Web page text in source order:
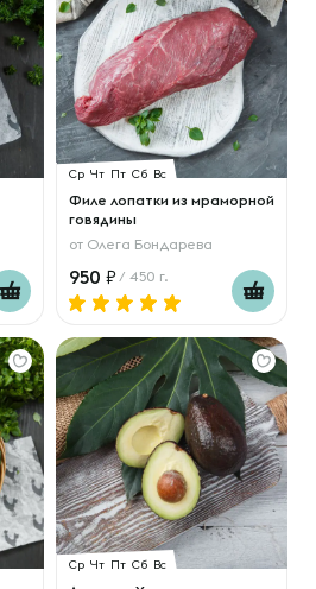
Ср Чт Пт Сб Вс
Филе лопатки из мраморной
говядины
от Олега Бондарева
950 / 450 г.
Ср Чт Пт Сб Вс